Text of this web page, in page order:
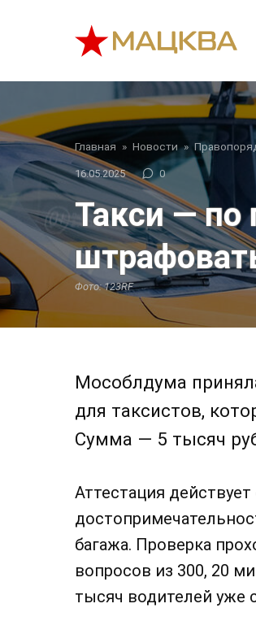
Главная » Новости »
16.05.2025 0
Такси —
Фото: 123RF
Мособлдума
для таксистов,
Сумма — 5 тысяч
Аттестация
багажа. Проверка
вопросов из 300, 20
тысяч водителей уже